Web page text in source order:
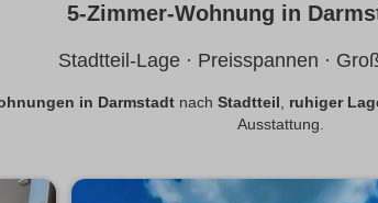
5-Zimmer-Wohnung in
Stadtteil-Lage · Preisspannen ·
in Darmstadtnach Stadtteil , ruhiger
Ausstattung.